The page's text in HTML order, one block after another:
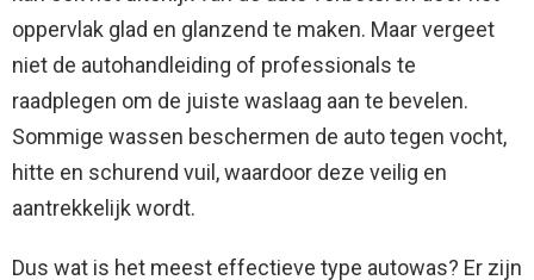
oppervlak glad en glanzend te maken. Maar vergeet
niet de autohandleiding of professionals te
raadplegen om de juiste waslaag aan te bevelen.
Sommige wassen beschermen de auto tegen vocht,
hitte en schurend vuil, waardoor deze veilig en
aantrekkelijk wordt.
Dus wat is het meest effectieve type autowas? Er zijn